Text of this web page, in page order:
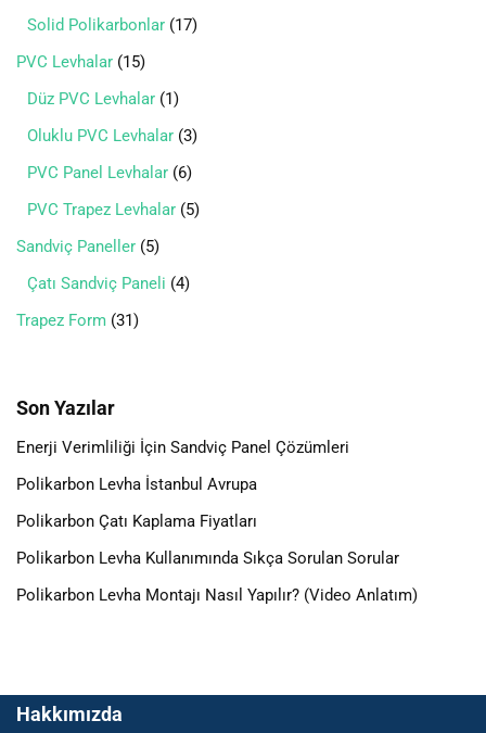
Solid Polikarbonlar 17
PVC Levhalar 15
Düz PVC Levhalar 1
Oluklu PVC Levhalar 3
PVC Panel Levhalar 6
PVC Trapez Levhalar 5
Sandviç Paneller 5
Çatı Sandviç Paneli 4
Trapez Form 31
Son Yazılar
Enerji Verimliliği İçin Sandviç Panel Çözümleri
Polikarbon Levha İstanbul Avrupa
Polikarbon Çatı Kaplama Fiyatları
Polikarbon Levha Kullanımında Sıkça Sorulan Sorular
Polikarbon Levha Montajı Nasıl Yapılır? (Video Anlatım)
Hakkımızda